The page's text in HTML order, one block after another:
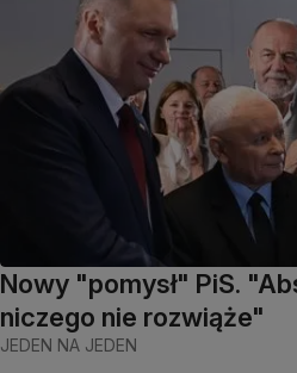
Nowy "pomysł" PiS.
niczego nie rozwiąże"
JEDEN NA JEDEN